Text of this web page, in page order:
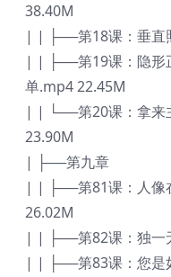
38.40M
| | ├──第18课：垂直
| | ├──第19课：隐形
单.mp4 22.45M
| | └──第20课：拿来
23.90M
| ├──第九章
| | ├──第81课：人像
26.02M
| | ├──第82课：独一
| | ├──第83课：您是